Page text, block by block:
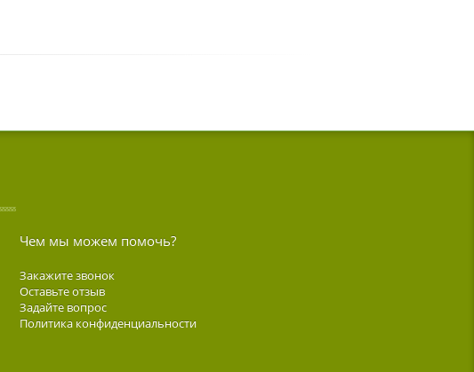
Чем мы можем помочь?
Закажите звонок
Оставьте отзыв
Задайте вопрос
Политика конфиденциальности